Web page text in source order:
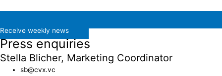
Receive weekly news
Press enquiries
Stella Blicher, Marketing Coordinator
sb@cvx.vc​